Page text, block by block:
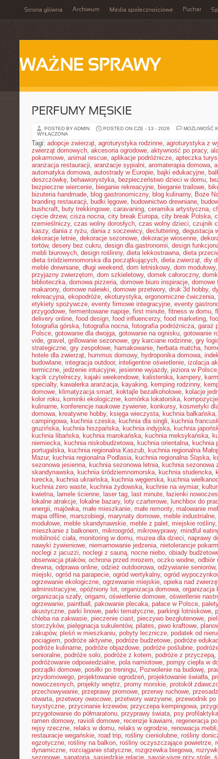
Strona główna Archiwum Media społecznościowe Puchar
WAŻNE SPRAWY
PERFUMY MĘSKIE
POSTED BY ADMIN POSTED ON CZE - 13 - 2026
MOŻLIWOŚĆ
WYŁĄCZONA
Tagi: adopcje zwierząt, agroturystyka rodzinne, agroturystyka z
zwierząt domowych, akcesoria ogrodowe, aktywność po pracy,
pokarmowe, animal rescue, aplikacje podróżnicze, apteczka
aranżacja restauracji, aranżacje sypialni, aromaterapia domowa,
automatyka domowa, autostrady w Europie, bajki edukacyjne,
deszczówkę, behawiorystyka, bezpieczeństwo dzieci w domu,
bezpieczne wiercenie, bieganie rekreacyjne, bieganie trailowe,
bizuteria handmade, blog gastronomiczny, blog kulinarny, Boże
branding restauracji, budki lęgowe, budownictwo drewniane,
bushcraft, buty trekkingowe, caravaning, ceramika artystyczna,
cięcie drzew, cisza nocna, city break Europa, city break Polska,
rzemieślniczy, czas wolny dorosłych, czas wolny dzieci, czujnik
kaszy, dania z ryżu, dania z soczewicy, decluttering, degustacja
dekoracje letnie, dekoracje sezonowe, dekoracje wiosenne,
tortów, desery bez cukru, design dla gastronomii, design
mebli biurowych, design roślinny, dieta lekkostrawna, dieta
dieta śródziemnomorska dla początkujących, dieta zwierząt, diy
meble drewniane, długi weekend, dom letniskowy, dom modułowy
przyjazny zwierzętom, dom szkieletowy, domek całoroczny,
biblioteczka, domowa pizzeria, domowe biuro inspiracje, domowe
makarony, domowe nalewki, domowe przetwory, druk 3d hobby,
rekreacyjna, ekopodróże, ekoturystyka, ergonomiczne ćwiczenia,
etykiety spożywcze, eventy firmowe integracyjne, eventy
przygodowe, fermentowane napoje, first minute, fitness w domu,
delivery online, food design, food influencerzy, food marketing,
fotografia górska, fotografia nocna, fotografia podróżnicza, garaż
Polsce, gotowanie dla dwojga, gotowanie na ognisku, gotowanie
vide, gravel , grillowanie sezonowe, gry karciane rodzinne, gry
strategiczne, gry zespołowe, hamakowanie, herbata matcha,
hotele dla zwierząt, hummus domowy, hydroponika domowa,
budowlane, integracja outdoor, inteligentne oświetlenie, izolacja
termiczne, jedzenie intuicyjne, jesienne wyjazdy, jeziora w Polsce
kącik czytelniczy, kajaki weekendowe, kalistenika, kampery,
specialty, kawalerka aranżacja, kayaking, kemping rodzinny,
domowe, klimatyzacja smart, koktajle bezalkoholowe, kolacje
kolor roku, kominki ekologiczne, komórka lokatorska,
kulinarne, konferencje naukowe żywienie, konkursy, kosmetyki
domowa, kreatywne hobby, księga wieczysta, kuchnia bałkańska
campingowa, kuchnia czeska, kuchnia dla singli, kuchnia
gruzińska, kuchnia hiszpańska, kuchnia indyjska, kuchnia
kuchnia libańska, kuchnia marokańska, kuchnia meksykańska,
niemiecka, kuchnia niskobudżetowa, kuchnia orientalna, kuchnia
portugalska, kuchnia regionalna Kaszub, kuchnia regionalna
Mazur, kuchnia regionalna Podlasia, kuchnia regionalna Śląska,
sezonowa jesienna, kuchnia sezonowa letnia, kuchnia sezonowa
skandynawska, kuchnia śródziemnomorska, kuchnia studencka,
turecka, kuchnia ukraińska, kuchnia węgierska, kuchnia
kuchnia zero waste, kuchnia żydowska, kuchnie na wymiar,
kwietna, lamele ścienne, laser tag, last minute, łazienki
lokalne atrakcje, lokalne bazary, loty czarterowe, lunchbox do
energii, majówka, małe mieszkanie, małe remonty, malowanie
mapa offline, marszobiegi, marynaty domowe, meble industrialne,
modułowe, meble skandynawskie, meble z palet, miejskie rośliny
mieszkanie z balkonem, mikroogród, mikrowyprawy, mindful
mobilność ciała, monitoring w domu, muzea dla dzieci, naprawy
nawyki żywieniowe, niemarnowanie jedzenia, nietolerancje
noclegi z jacuzzi, noclegi z sauną, nocne niebo, obiady
obserwacja ptaków, ochrona przed mrozem, oczko wodne, odbiór
drewna, odprawa online, odzież outdoorowa, odżywianie seniorów
miejski, ogród na parapecie, ogród wertykalny, ogród
ogrzewanie ekologiczne, ogrzewanie miejskie, opieka nad
administracyjne, opóźniony lot, organizacja domowa, organizacja
organizacja szafy, origami, oświetlenie domowe, oświetlenie
ogrzewanie, paintball , pakowanie plecaka, pałace w Polsce,
akustyczne, parki linowe, parki tematyczne, parkingi lotniskowe,
chleba na zakwasie, pieczenie ciast, pieczywo bezglutenowe,
storczyków, pielęgnacja sukulentów, pilates, piwo kraftowe,
zakupów, pleśń w mieszkaniu, pobyty lecznicze, podatek od
pociągiem, podróże aktywne, podróże budżetowe, podróże
podróże kulinarne, podróże objazdowe, podróże poślubne,
senioralne, podróże solo, podróże z kotem, podróże z przyczepą,
podróżowanie odpowiedzialne, pola namiotowe, pompy ciepła w
porządki domowe, posiłki po treningu, Pozwolenie na budowę,
przydomowego, projektowanie ogrodzeń, projektowanie światła,
nowoczesnych, projekty wnętrz, promy morskie, protokół
przechowywanie, przeprawy promowe, przerwy ruchowe,
otwarta, przetwory owocowe, przetwory warzywne, przewodnik
turystyczne, przycinanie krzewów, przyczepa kempingowa,
przygotowanie do półmaratonu, przyprawy świata, psy profilaktyka
ramen domowy, ravioli domowe, recenzje kawiarni, regeneracja
rejsy rzeczne, relaks w domu, relaks w ogrodzie, renowacja mebli
restauracje wegańskie, road trip, rośliny cieniolubne, rośliny
egzotyczne, rośliny na balkon, rośliny oczyszczające powietrze,
dynamiczne, rozciąganie statyczne, rozgrzewka biegowa,
sezonowe, sanatoria, sąsiedzkie relacje, savoir-vivre przy stole,